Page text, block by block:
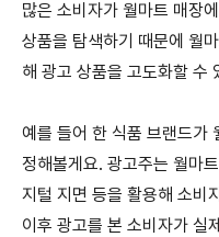
많은 소비자가 월마트 매장
상품을 탐색하기 때문에 월
해 광고 상품을 고도화할 수
예를 들어 한 식품 브랜드가
정해볼게요. 광고주는 월마
지털 지면 등을 활용해 소비
이후 광고를 본 소비자가 실